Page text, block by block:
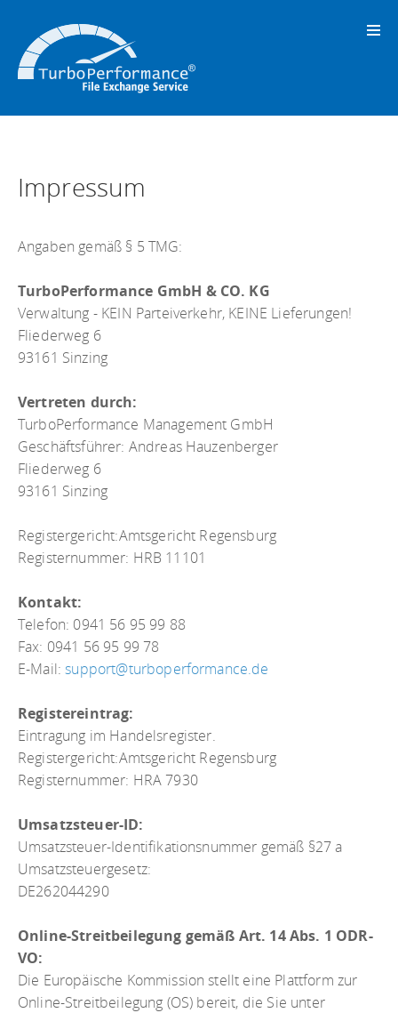
Impressum
Angaben gemäß § 5 TMG:
TurboPerformance GmbH & CO. KG
Verwaltung - KEIN Parteiverkehr, KEINE Lieferungen!
Fliederweg 6
93161 Sinzing
Vertreten durch:
TurboPerformance Management GmbH
Geschäftsführer: Andreas Hauzenberger
Fliederweg 6
93161 Sinzing
Registergericht:Amtsgericht Regensburg
Registernummer: HRB 11101
Kontakt:
Telefon: 0941 56 95 99 88
Fax: 0941 56 95 99 78
E-Mail:support@turboperformance.de
Registereintrag:
Eintragung im Handelsregister.
Registergericht:Amtsgericht Regensburg
Registernummer: HRA 7930
Umsatzsteuer-ID:
Umsatzsteuer-Identifikationsnummer gemäß §27 a
Umsatzsteuergesetz:
DE262044290
Online-Streitbeilegung gemäß Art. 14 Abs. 1 ODR-
VO:
Die Europäische Kommission stellt eine Plattform zur
Online-Streitbeilegung (OS) bereit, die Sie unter